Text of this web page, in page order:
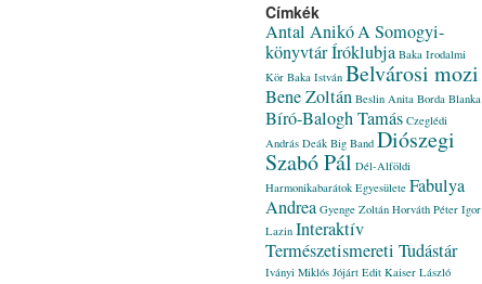
Címkék
Antal AnikóA Somogyi-
könyvtár Íróklubja Baka Irodalmi
Kör Baka István Belvárosi mozi
Bene Zoltán Beslin Anita Borda Blanka
Bíró-Balogh Tamás Czeglédi
András Deák Big Band Diószegi
Szabó Pál Dél-Alföldi
Harmonikabarátok Egyesülete Fabulya
Andrea Gyenge Zoltán Horváth Péter Igor
Lazin Interaktív
Természetismereti Tudástár
Iványi Miklós Jójárt Edit Kaiser László